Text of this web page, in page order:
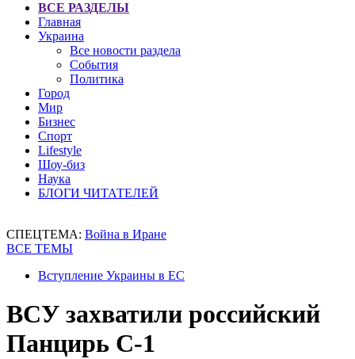
ВСЕ РАЗДЕЛЫ
Главная
Украина
Все новости раздела
События
Политика
Город
Мир
Бизнес
Спорт
Lifestyle
Шоу-биз
Наука
БЛОГИ ЧИТАТЕЛЕЙ
СПЕЦТЕМА: Война в Иране
ВСЕ ТЕМЫ
Вступление Украины в ЕС
ВСУ захватили российский
Панцирь С-1